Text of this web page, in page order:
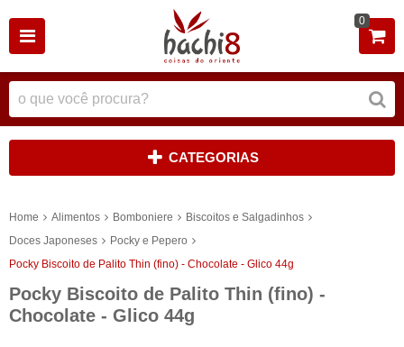
0
CATEGORIAS
Home Alimentos Bomboniere
Biscoitos e Salgadinhos
Doces Japoneses
Pocky e Pepero
Pocky Biscoito de Palito Thin (fino) - Chocolate - Glico 44g
Pocky Biscoito de Palito Thin (fino) -
Chocolate - Glico 44g